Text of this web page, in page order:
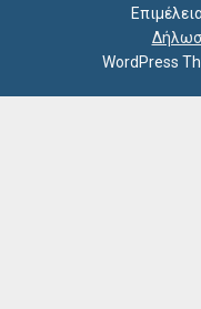
WordPress